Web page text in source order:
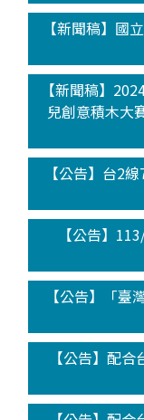
【新聞稿】國
【新聞稿】
兒創意積木大
【公告】台2
【公告】
【公告】「
【公告】配